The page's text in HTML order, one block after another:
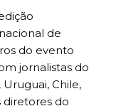
de
do evento
jornalistas do
Chile,
diretores do